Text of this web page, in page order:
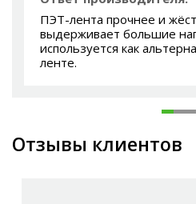
ПЭТ-лента прочнее и
выдерживает большие
используется как
ленте.
Отзывы клиентов